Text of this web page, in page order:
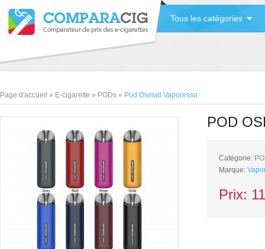
Tous les catégories
Page d'accueil » E-cigarette » PODs » Pod Osmall Vaporesso
POD
Catégorie:
Marque:
Prix: